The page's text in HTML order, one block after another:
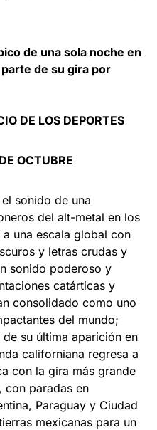
de una sola noche en
de su gira por
DE LOS DEPORTES
OCTUBRE
sonido de una
del alt-metal en los
una escala global con
y letras crudas y
sonido poderoso y
catárticas y
consolidado como uno
del mundo;
su última aparición en
californiana regresa a
con la gira más grande
con paradas en
Paraguay y Ciudad
mexicanas para un